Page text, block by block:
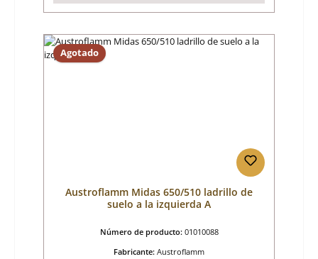
Agotado
Austroflamm Midas 650/510 ladrillo de
suelo a la izquierda A
Número de producto: 01010088
Fabricante: Austroflamm